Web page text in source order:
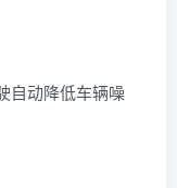
自动降低车辆噪